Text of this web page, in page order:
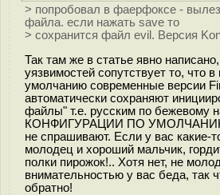
> попробовал в фаерфоксе -
файла. если нажать save то
> сохранится файл evil. Версия
Так там же в статье явно
уязвимостей сопутствует то, что
умолчанию современные версии
автоматически сохраняют
файлы" т.е. русским по бежевому
КОНФИГУРАЦИИ ПО
не спрашивают. Если у вас какие-
молодец и хороший мальчик,
полки пирожок!.. Хотя нет, не
внимательностью у вас беда, так
обратно!